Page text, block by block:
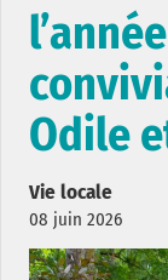
Odile
Vie locale
08 juin 2026